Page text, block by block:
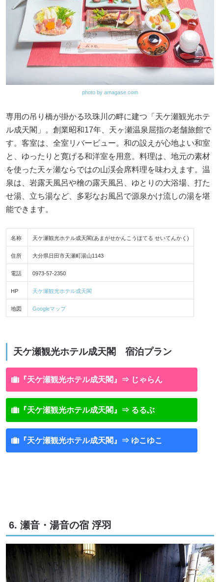
photo by amagase.com
専用の吊り橋が掛かる玖珠川の畔に建つ「天ケ瀬観光ホテ
ル成天閣」。創業昭和17年、天ヶ瀬温泉屈指の老舗旅館で
す。客室は、全室リバービュー。和の設えが心地よい和室
と、ゆったりと寛げる和洋室を用意。料理は、地元の素材
を使った天ヶ瀬ならではの山渓会席料理を味わえます。温
泉は、岩露天風呂や檜の露天風呂、ゆとりの大浴場、打た
せ湯、立ち湯など、多彩なお風呂で源泉かけ流しの湯を堪
能できます。
名称 天ケ瀬観光ホテル成天閣(あまがせかんこうほてる せいてんかく)
住所 大分県日田市天瀬町湯山1143
電話 0973-57-2350
HP 天ケ瀬観光ホテル成天閣
地図 Googleマップ
天ケ瀬観光ホテル成天閣 宿泊プラン
『天ケ瀬観光ホテル成天閣』⇒ じゃらん
『天ケ瀬観光ホテル成天閣』⇒ るるぶ
『天ケ瀬観光ホテル成天閣』⇒ ゆこゆこ
6. 瀬音・湯音の宿 浮羽